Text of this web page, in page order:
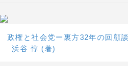
政権と社会党ー裏方32年の回顧
–浜谷 惇 (著)